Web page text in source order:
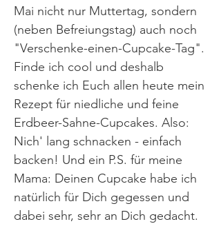
Mai nicht nur Muttertag, sondern
(neben Befreiungstag) auch noch
"Verschenke-einen-Cupcake-Tag".
Finde ich cool und deshalb
schenke ich Euch allen heute mein
Rezept für niedliche und feine
Erdbeer-Sahne-Cupcakes. Also:
Nich' lang schnacken - einfach
backen! Und ein P.S. für meine
Mama: Deinen Cupcake habe ich
natürlich für Dich gegessen und
dabei sehr, sehr an Dich gedacht.